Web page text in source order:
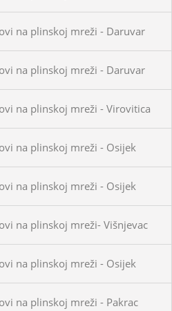
na plinskoj mreži - Daruvar
na plinskoj mreži - Daruvar
na plinskoj mreži - Virovitica
na plinskoj mreži - Osijek
na plinskoj mreži - Osijek
na plinskoj mreži- Višnjevac
na plinskoj mreži - Osijek
na plinskoj mreži - Pakrac